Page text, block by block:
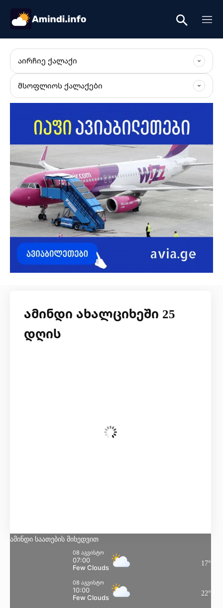
ᲐᲘᲠᲩᲘᲔ ᲥᲐᲚᲐᲥᲘ
ᲛᲡᲝᲤᲚᲘᲝᲡ ᲥᲐᲚᲐᲥᲔᲑᲘ
ამინდი ახალციხეში 25
დღის
ამინდი საათების მიხედვით
08 აგვისტო
07:00
Few Clouds
17°
08 აგვისტო
10:00
Few Clouds
22°